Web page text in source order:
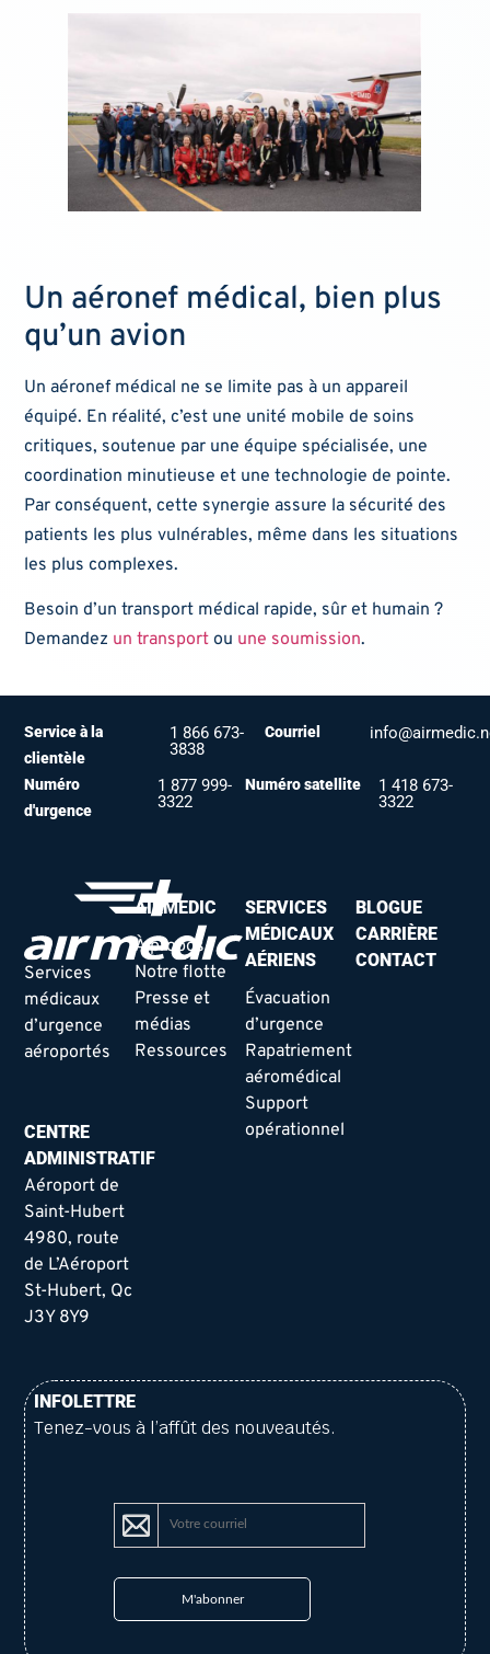
Un aéronef médical, bien plus
qu’un avion
Un aéronef médical ne se limite pas à un appareil
équipé. En réalité, c’est une unité mobile de soins
critiques, soutenue par une équipe spécialisée, une
coordination minutieuse et une technologie de pointe.
Par conséquent, cette synergie assure la sécurité des
patients les plus vulnérables, même dans les situations
les plus complexes.
Besoin d’un transport médical rapide, sûr et humain ?
Demandez un transport ou une soumission.
Service à la
clientèle
1 866 673-
3838
Courriel
Numéro
d'urgence
1 877 999-
3322
Numéro satellite
1 418 673-
3322
Services
médicaux
d’urgence
aéroportés
CENTRE
ADMINISTRATIF
Aéroport de
Saint-Hubert
4980, route
de L’Aéroport
St-Hubert, Qc
J3Y 8Y9
AIRMEDIC
À propos
Notre flotte
Presse et
médias
Ressources
SERVICES
MÉDICAUX
AÉRIENS
Évacuation
d’urgence
Rapatriement
aéromédical
Support
opérationnel
BLOGUE
CARRIÈRE
CONTACT
INFOLETTRE
Tenez-vous à l’affût des nouveautés.